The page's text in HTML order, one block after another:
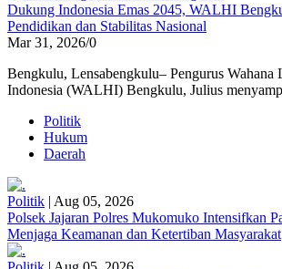
Dukung Indonesia Emas 2045, WALHI
Pendidikan dan Stabilitas Nasional
Mar 31, 2026/0
Bengkulu, Lensabengkulu– Pengurus
Indonesia (WALHI) Bengkulu, Julius
Politik
Hukum
Daerah
Politik | Aug 05, 2026
Polsek Jajaran Polres Mukomuko Intensifkan
Menjaga Keamanan dan Ketertiban Masyarakat